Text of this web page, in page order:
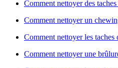
Comment nettoyer des
Comment nettoyer un
Comment nettoyer les
Comment nettoyer une